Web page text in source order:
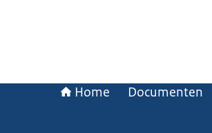
Home Documenten